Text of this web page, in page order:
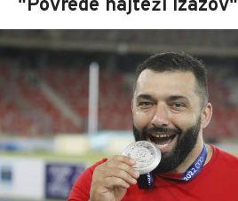
"Povrede najteži izazov"